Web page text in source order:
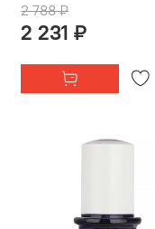
2 788 ₽
2 231 ₽